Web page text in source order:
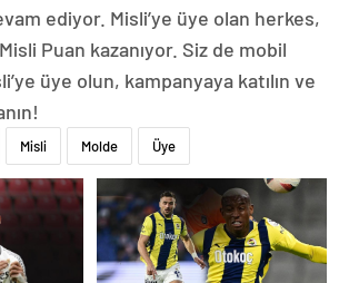
ediyor. Misli’ye üye olan herkes,
Puan kazanıyor. Siz de mobil
üye olun, kampanyaya katılın ve
Misli Molde Üye